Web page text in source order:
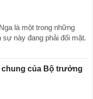
là một trong những
này đang phải đối mặt.
chung của Bộ trưởng